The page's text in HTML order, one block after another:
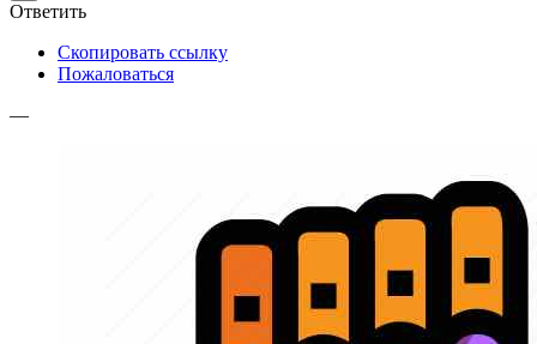
Ответить
Скопировать ссылку
Пожаловаться
—